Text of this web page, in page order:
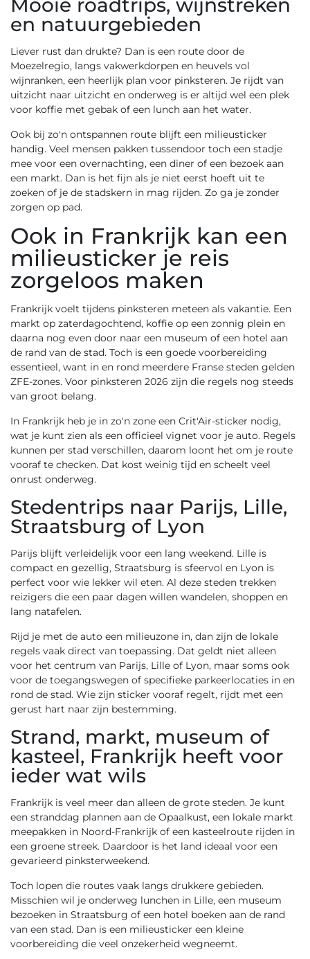
Mooie roadtrips, wijnstreken
en natuurgebieden
Liever rust dan drukte? Dan is een route door de
Moezelregio, langs vakwerkdorpen en heuvels vol
wijnranken, een heerlijk plan voor pinksteren. Je rijdt van
uitzicht naar uitzicht en onderweg is er altijd wel een plek
voor koffie met gebak of een lunch aan het water.
Ook bij zo'n ontspannen route blijft een milieusticker
handig. Veel mensen pakken tussendoor toch een stadje
mee voor een overnachting, een diner of een bezoek aan
een markt. Dan is het fijn als je niet eerst hoeft uit te
zoeken of je de stadskern in mag rijden. Zo ga je zonder
zorgen op pad.
Ook in Frankrijk kan een
milieusticker je reis
zorgeloos maken
Frankrijk voelt tijdens pinksteren meteen als vakantie. Een
markt op zaterdagochtend, koffie op een zonnig plein en
daarna nog even door naar een museum of een hotel aan
de rand van de stad. Toch is een goede voorbereiding
essentieel, want in en rond meerdere Franse steden gelden
ZFE-zones. Voor pinksteren 2026 zijn die regels nog steeds
van groot belang.
In Frankrijk heb je in zo'n zone een Crit'Air-sticker nodig,
wat je kunt zien als een officieel vignet voor je auto. Regels
kunnen per stad verschillen, daarom loont het om je route
vooraf te checken. Dat kost weinig tijd en scheelt veel
onrust onderweg.
Stedentrips naar Parijs, Lille,
Straatsburg of Lyon
Parijs blijft verleidelijk voor een lang weekend. Lille is
compact en gezellig, Straatsburg is sfeervol en Lyon is
perfect voor wie lekker wil eten. Al deze steden trekken
reizigers die een paar dagen willen wandelen, shoppen en
lang natafelen.
Rijd je met de auto een milieuzone in, dan zijn de lokale
regels vaak direct van toepassing. Dat geldt niet alleen
voor het centrum van Parijs, Lille of Lyon, maar soms ook
voor de toegangswegen of specifieke parkeerlocaties in en
rond de stad. Wie zijn sticker vooraf regelt, rijdt met een
gerust hart naar zijn bestemming.
Strand, markt, museum of
kasteel, Frankrijk heeft voor
ieder wat wils
Frankrijk is veel meer dan alleen de grote steden. Je kunt
een stranddag plannen aan de Opaalkust, een lokale markt
meepakken in Noord-Frankrijk of een kasteelroute rijden in
een groene streek. Daardoor is het land ideaal voor een
gevarieerd pinksterweekend.
Toch lopen die routes vaak langs drukkere gebieden.
Misschien wil je onderweg lunchen in Lille, een museum
bezoeken in Straatsburg of een hotel boeken aan de rand
van een stad. Dan is een milieusticker een kleine
voorbereiding die veel onzekerheid wegneemt.